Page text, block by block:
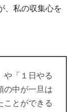
、私の収集心を
や「１日やる
の中が一旦は
ことができる